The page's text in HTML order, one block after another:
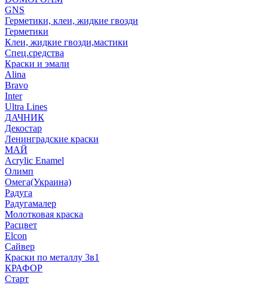
GNS
Герметики, клеи, жидкие гвозди
Герметики
Клеи, жидкие гвозди,мастики
Спец.средства
Краски и эмали
Alina
Bravo
Inter
Ultra Lines
ДАЧНИК
Декостар
Ленинградские краски
МАЙ
Acrylic Enamel
Олимп
Омега(Украина)
Радуга
Радугамалер
Молотковая краска
Расцвет
Elcon
Сайвер
Краски по металлу 3в1
КРАФОР
Старт